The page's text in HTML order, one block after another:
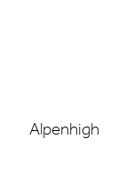
Alpenhigh